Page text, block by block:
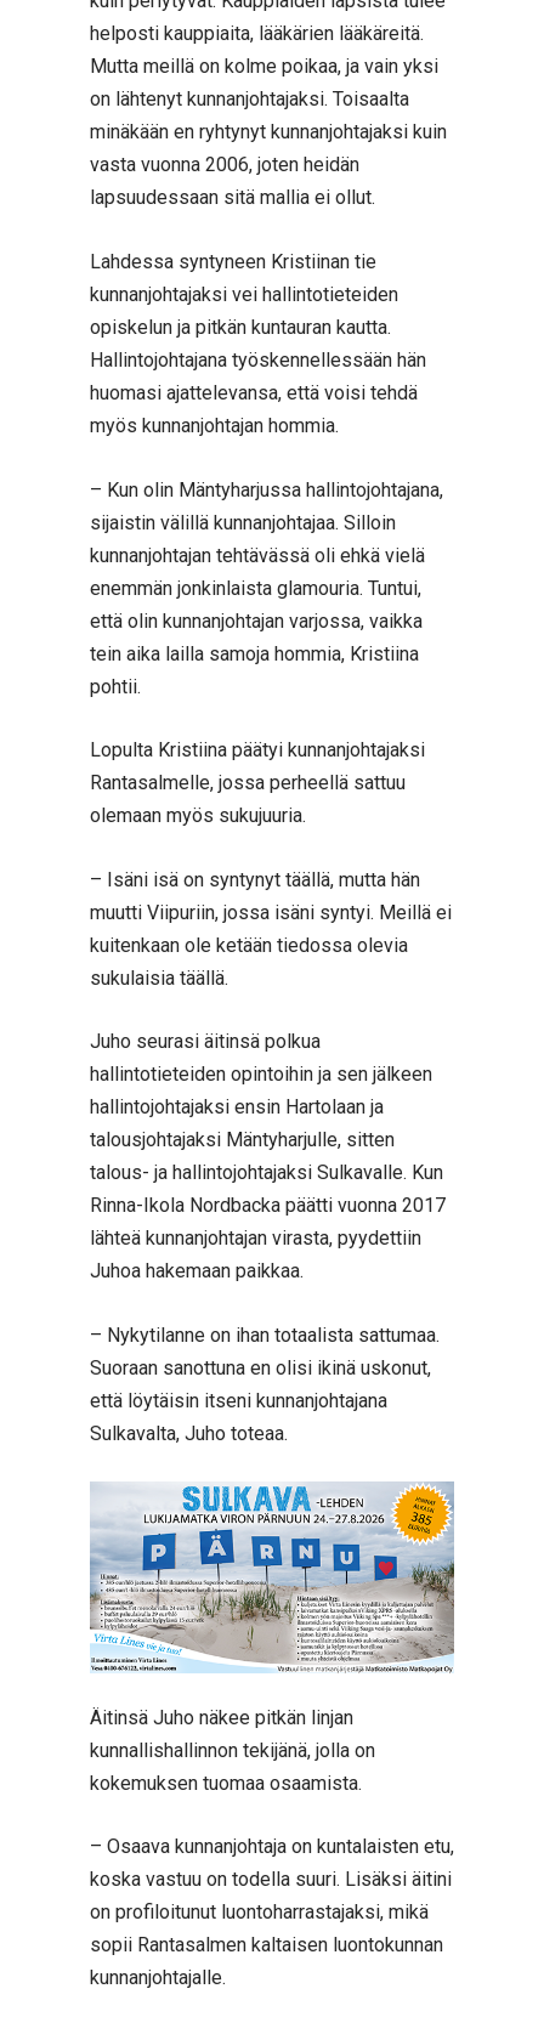
helposti kauppiaita, lääkärien lääkäreitä.
Mutta meillä on kolme poikaa, ja vain yksi
on lähtenyt kunnanjohtajaksi. Toisaalta
minäkään en ryhtynyt kunnanjohtajaksi kuin
vasta vuonna 2006, joten heidän
lapsuudessaan sitä mallia ei ollut.
Lahdessa syntyneen Kristiinan tie
kunnanjohtajaksi vei hallintotieteiden
opiskelun ja pitkän kuntauran kautta.
Hallintojohtajana työskennellessään hän
huomasi ajattelevansa, että voisi tehdä
myös kunnanjohtajan hommia.
– Kun olin Mäntyharjussa hallintojohtajana,
sijaistin välillä kunnanjohtajaa. Silloin
kunnanjohtajan tehtävässä oli ehkä vielä
enemmän jonkinlaista glamouria. Tuntui,
että olin kunnanjohtajan varjossa, vaikka
tein aika lailla samoja hommia, Kristiina
pohtii.
Lopulta Kristiina päätyi kunnanjohtajaksi
Rantasalmelle, jossa perheellä sattuu
olemaan myös sukujuuria.
– Isäni isä on syntynyt täällä, mutta hän
muutti Viipuriin, jossa isäni syntyi. Meillä ei
kuitenkaan ole ketään tiedossa olevia
sukulaisia täällä.
Juho seurasi äitinsä polkua
hallintotieteiden opintoihin ja sen jälkeen
hallintojohtajaksi ensin Hartolaan ja
talousjohtajaksi Mäntyharjulle, sitten
talous- ja hallintojohtajaksi Sulkavalle. Kun
Rinna-Ikola Nordbacka päätti vuonna 2017
lähteä kunnanjohtajan virasta, pyydettiin
Juhoa hakemaan paikkaa.
– Nykytilanne on ihan totaalista sattumaa.
Suoraan sanottuna en olisi ikinä uskonut,
että löytäisin itseni kunnanjohtajana
Sulkavalta, Juho toteaa.
Äitinsä Juho näkee pitkän linjan
kunnallishallinnon tekijänä, jolla on
kokemuksen tuomaa osaamista.
– Osaava kunnanjohtaja on kuntalaisten etu,
koska vastuu on todella suuri. Lisäksi äitini
on profiloitunut luontoharrastajaksi, mikä
sopii Rantasalmen kaltaisen luontokunnan
kunnanjohtajalle.